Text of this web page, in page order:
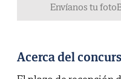
Envíanos tu foto
Acerca del